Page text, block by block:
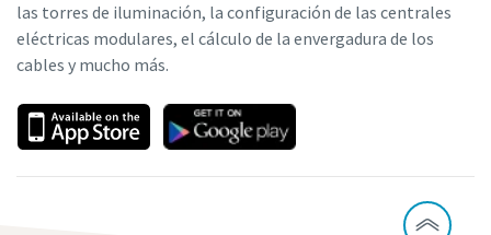
las torres de iluminación, la configuración de las centrales
eléctricas modulares, el cálculo de la envergadura de los
cables y mucho más.
Verificación Anti-Robot
Haga clic para iniciar la verificación